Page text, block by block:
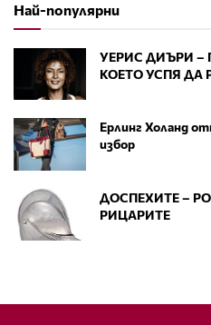
Най-популярни
УЕРИС ДИЪРИ –
КОЕТО УСПЯ ДА
Ерлинг Холанд
избор
ДОСПЕХИТЕ –
РИЦАРИТЕ